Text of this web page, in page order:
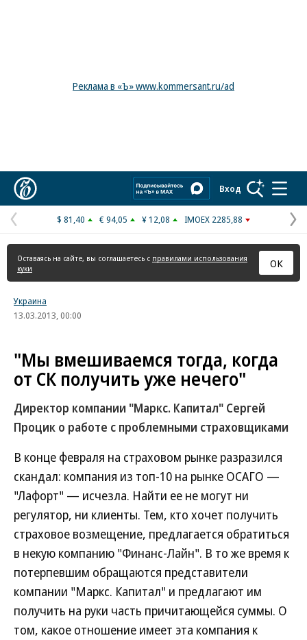
Реклама в «Ъ» www.kommersant.ru/ad
Вход
Предыдущая
страница
$ 81,40 € 94,05 ¥ 12,08 IMOEX 2285,88
Оставаясь на сайте, вы соглашаетесь с правилами использования
куки
ОК
Украина
13.03.2013, 00:00
"Мы вмешиваемся тогда, когда
от СК получить уже нечего"
Директор компании "Маркс. Капитал" Сергей
Процик о работе с проблемными страховщиками
В конце февраля на страховом рынке разразился
скандал: компания из топ-10 на рынке ОСАГО —
"Лафорт" — исчезла. Найти ее не могут ни
регулятор, ни клиенты. Тем, кто хочет получить
страховое возмещение, предлагается обратиться
в некую компанию "Финанс-Лайн". В то же время к
потерпевшим обращаются представители
компании "Маркс. Капитал" и предлагают им
получить на руки часть причитающейся суммы. О
том, какое отношение имеет эта компания к